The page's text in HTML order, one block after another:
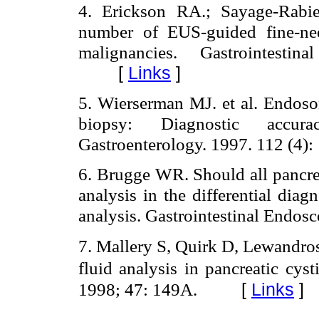
4. Erickson RA.; Sayage-
number of EUS-guided fine-
malignancies.
[ Links ]
5. Wierserman MJ. et al.
biopsy: Diagnostic
Gastroenterology. 1997. 112
6. Brugge WR. Should all
analysis in the differential
analysis. Gastrointestinal
7. Mallery S, Quirk D,
fluid analysis in pancreatic
1998; 47: 149A.
[ Links ]